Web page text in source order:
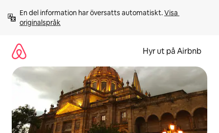
innehåll
En del information har översatts automatiskt. Visa
originalspråk
Hyr ut på Airbnb